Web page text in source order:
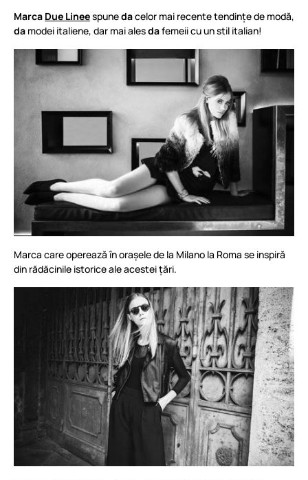
Marca Due Lineespunedacelor mai recente tendințe de modă,
da modei italiene, dar mai alesdafemeii cu un stil italian!
Marca care operează în orașele de la Milano la Roma se inspiră
din rădăcinile istorice ale acestei țări.